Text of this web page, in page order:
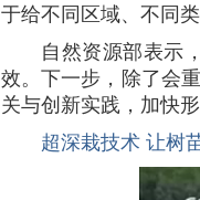
于给不同区域、不同
自然资源部表示
效。下一步，除了会
关与创新实践，加快
超深栽技术 让树